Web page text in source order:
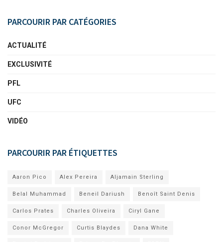
PARCOURIR PAR CATÉGORIES
ACTUALITÉ
EXCLUSIVITÉ
PFL
UFC
VIDÉO
PARCOURIR PAR ÉTIQUETTES
Aaron Pico Alex Pereira Aljamain Sterling
Belal Muhammad Beneil Dariush Benoît Saint Denis
Carlos Prates Charles Oliveira Ciryl Gane
Conor McGregor Curtis Blaydes Dana White